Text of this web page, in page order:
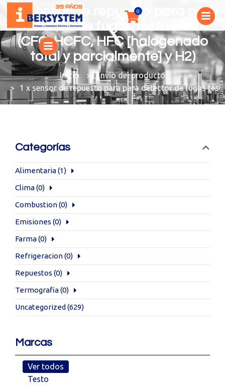
1 x sensor de repuesto para para
detector de fugas testo 316-4
(CFC, HCFC, HFC [halogenado
total y parcialmente] y H2)
You are here:
Envío del producto
1 x sensor de repuesto para para detector de fugas
Categorías
Alimentaria(1)
Clima(0)
Combustion(0)
Emisiones (0)
Farma(0)
Refrigeracion(0)
Repuestos (0)
Termografia(0)
Uncategorized (629)
Marcas
Ver todos
Testo